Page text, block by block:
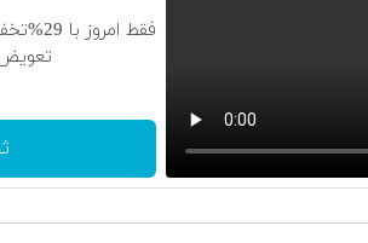
فقط
تعویض